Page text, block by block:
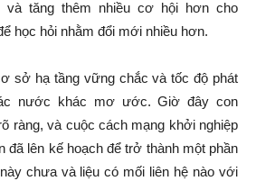
tăng thêm nhiều cơ hội hơn cho
học hỏi nhằm đổi mới nhiều hơn.
sở hạ tầng vững chắc và tốc độ phát
nước khác mơ ước. Giờ đây con
ràng, và cuộc cách mạng khởi nghiệp
đã lên kế hoạch để trở thành một phần
chưa và liệu có mối liên hệ nào với